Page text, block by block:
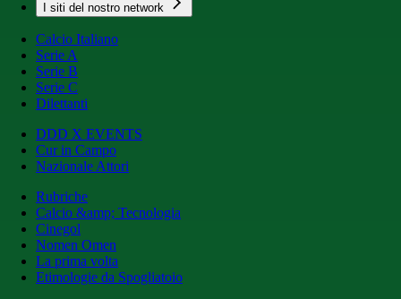
I siti del nostro network
Calcio Italiano
Serie A
Serie B
Serie C
Dilettanti
DDD X EVENTS
Cur in Campo
Nazionale Attori
Rubriche
Calcio &amp; Tecnologia
Cinegol
Nomen Omen
La prima volta
Etimologie da Spogliatoio